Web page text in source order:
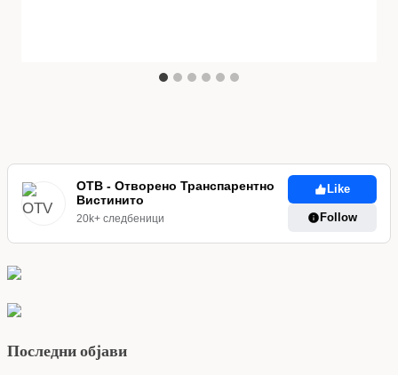
ОТВ - Отворено Транспарентно
Вистинито
20k+ следбеници
Like
Follow
Последни објави